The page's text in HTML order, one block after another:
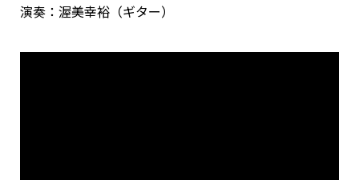
演奏：渥美幸裕（ギター）